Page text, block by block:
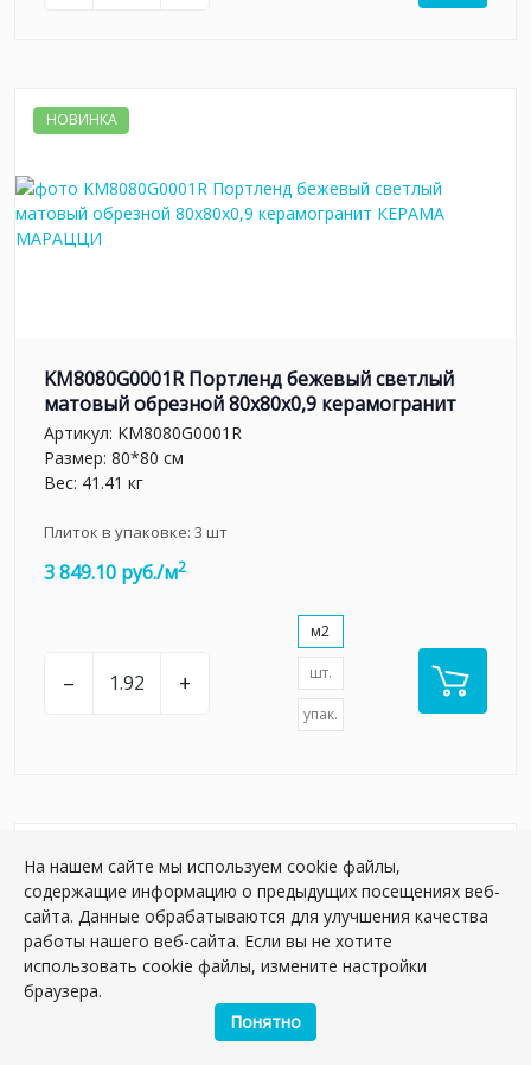
НОВИНКА
KM8080G0001R Портленд бежевый светлый
матовый обрезной 80x80x0,9 керамогранит
Артикул: KM8080G0001R
Размер: 80*80 см
Вес: 41.41 кг
Плиток в упаковке: 3 шт
3 849.10 руб./м2
– +
м2
шт.
упак.
На нашем сайте мы используем cookie файлы,
содержащие информацию о предыдущих посещениях веб-
сайта. Данные обрабатываются для улучшения качества
работы нашего веб-сайта. Если вы не хотите
использовать cookie файлы, измените настройки
браузера.
Понятно